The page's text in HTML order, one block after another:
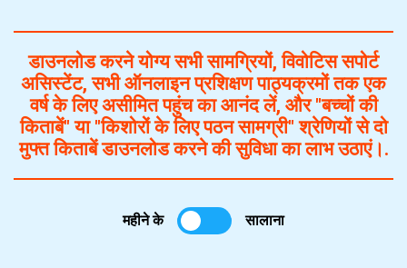
डाउनलोड करने योग्य सभी सामग्रियों, विवोटिस सपोर्ट
असिस्टेंट, सभी ऑनलाइन प्रशिक्षण पाठ्यक्रमों तक एक
वर्ष के लिए असीमित पहुंच का आनंद लें, और "बच्चों की
किताबें" या "किशोरों के लिए पठन सामग्री" श्रेणियों से दो
मुफ्त किताबें डाउनलोड करने की सुविधा का लाभ उठाएं।.
महीने के सालाना